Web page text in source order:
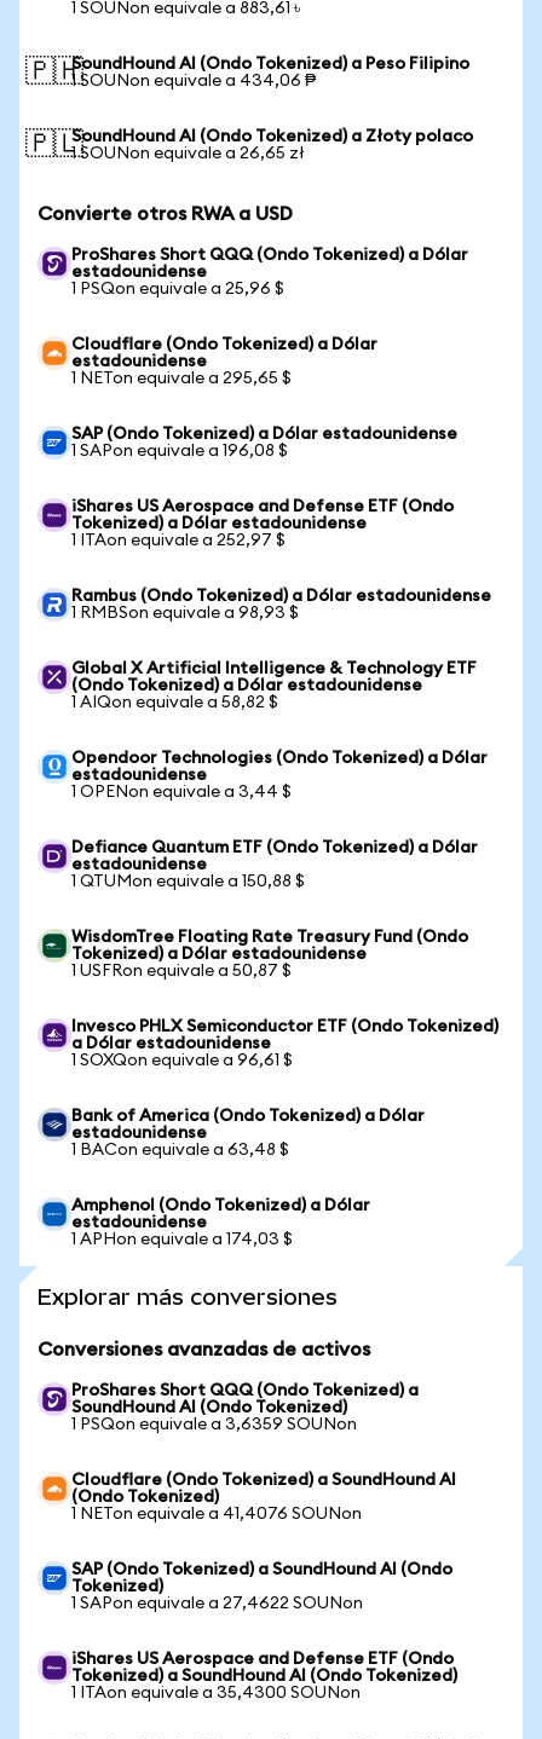
1 SOUNon equivale a 883,61 ৳
🇵🇭SoundHound AI (Ondo Tokenized) a Peso Filipino
1 SOUNon equivale a 434,06 ₱
🇵🇱SoundHound AI (Ondo Tokenized) a Złoty polaco
1 SOUNon equivale a 26,65 zł
Convierte otros RWA a USD
ProShares Short QQQ (Ondo Tokenized) a Dólar
estadounidense
1 PSQon equivale a 25,96 $
Cloudflare (Ondo Tokenized) a Dólar
estadounidense
1 NETon equivale a 295,65 $
SAP (Ondo Tokenized) a Dólar estadounidense
1 SAPon equivale a 196,08 $
iShares US Aerospace and Defense ETF (Ondo
Tokenized) a Dólar estadounidense
1 ITAon equivale a 252,97 $
Rambus (Ondo Tokenized) a Dólar estadounidense
1 RMBSon equivale a 98,93 $
Global X Artificial Intelligence & Technology ETF
(Ondo Tokenized) a Dólar estadounidense
1 AIQon equivale a 58,82 $
Opendoor Technologies (Ondo Tokenized) a Dólar
estadounidense
1 OPENon equivale a 3,44 $
Defiance Quantum ETF (Ondo Tokenized) a Dólar
estadounidense
1 QTUMon equivale a 150,88 $
WisdomTree Floating Rate Treasury Fund (Ondo
Tokenized) a Dólar estadounidense
1 USFRon equivale a 50,87 $
Invesco PHLX Semiconductor ETF (Ondo Tokenized)
a Dólar estadounidense
1 SOXQon equivale a 96,61 $
Bank of America (Ondo Tokenized) a Dólar
estadounidense
1 BACon equivale a 63,48 $
Amphenol (Ondo Tokenized) a Dólar
estadounidense
1 APHon equivale a 174,03 $
Explorar más conversiones
Conversiones avanzadas de activos
ProShares Short QQQ (Ondo Tokenized) a
SoundHound AI (Ondo Tokenized)
1 PSQon equivale a 3,6359 SOUNon
Cloudflare (Ondo Tokenized) a SoundHound AI
(Ondo Tokenized)
1 NETon equivale a 41,4076 SOUNon
SAP (Ondo Tokenized) a SoundHound AI (Ondo
Tokenized)
1 SAPon equivale a 27,4622 SOUNon
iShares US Aerospace and Defense ETF (Ondo
Tokenized) a SoundHound AI (Ondo Tokenized)
1 ITAon equivale a 35,4300 SOUNon